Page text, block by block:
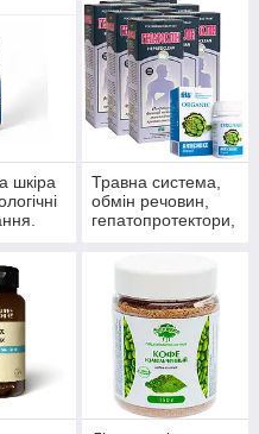
шкіра
Травна система,
обмін речовин,
гепатопротектори,